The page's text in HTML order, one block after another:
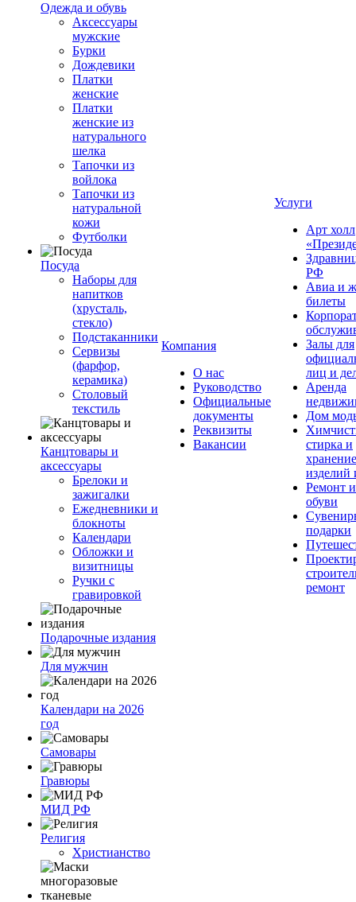
Одежда и обувь
Аксессуары
мужские
Бурки
Дождевики
Платки
женские
Платки
женские из
натурального
шелка
Тапочки из
войлока
Тапочки из
натуральной
кожи
Футболки
Посуда
Наборы для
напитков
(хрусталь,
стекло)
Подстаканники
Сервизы
(фарфор,
керамика)
Столовый
текстиль
Канцтовары и
аксессуары
Брелоки и
зажигалки
Ежедневники и
блокноты
Календари
Обложки и
визитницы
Ручки с
гравировкой
Подарочные издания
Для мужчин
Календари на 2026
год
Самовары
Гравюры
МИД РФ
Религия
Христианство
Компания
О нас
Руководство
Официальные
документы
Реквизиты
Вакансии
Услуги
Арт холл
РФ
Авиа и
билеты
Залы для
лиц и
Аренда
Дом
стирка и
хранение
изделий
Ремонт
обуви
подарки
ремонт